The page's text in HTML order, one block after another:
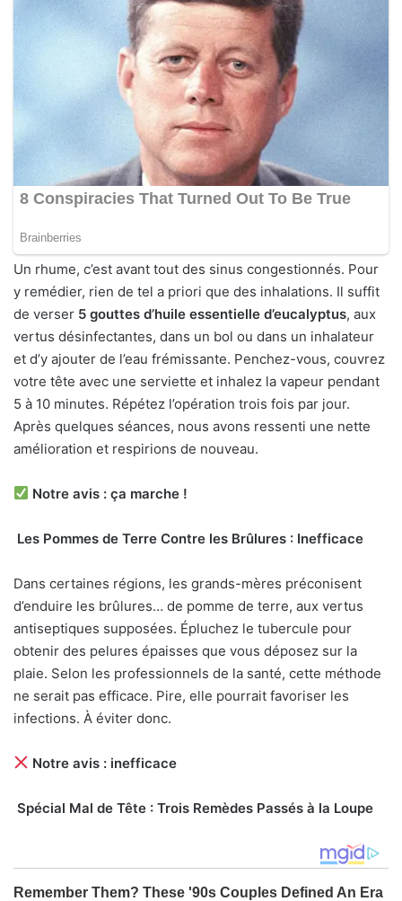
Un rhume, c’est avant tout des sinus congestionnés. Pour
y remédier, rien de tel a priori que des inhalations. Il suffit
de verser 5 gouttes d’huile essentielle d’eucalyptus, aux
vertus désinfectantes, dans un bol ou dans un inhalateur
et d’y ajouter de l’eau frémissante. Penchez-vous, couvrez
votre tête avec une serviette et inhalez la vapeur pendant
5 à 10 minutes. Répétez l’opération trois fois par jour.
Après quelques séances, nous avons ressenti une nette
amélioration et respirions de nouveau.
Notre avis : ça marche !
Les Pommes de Terre Contre les Brûlures : Inefficace
Dans certaines régions, les grands-mères préconisent
d’enduire les brûlures… de pomme de terre, aux vertus
antiseptiques supposées. Épluchez le tubercule pour
obtenir des pelures épaisses que vous déposez sur la
plaie. Selon les professionnels de la santé, cette méthode
ne serait pas efficace. Pire, elle pourrait favoriser les
infections. À éviter donc.
Notre avis : inefficace
Spécial Mal de Tête : Trois Remèdes Passés à la Loupe